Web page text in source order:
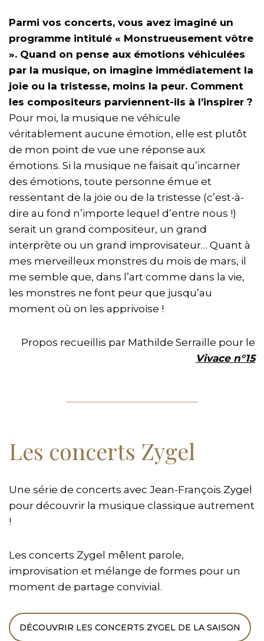
Parmi vos concerts, vous avez imaginé un
programme intitulé « Monstrueusement vôtre
». Quand on pense aux émotions véhiculées
par la musique, on imagine immédiatement la
joie ou la tristesse, moins la peur. Comment
les compositeurs parviennent-ils à l’inspirer ?
Pour moi, la musique ne véhicule
véritablement aucune émotion, elle est plutôt
de mon point de vue une réponse aux
émotions. Si la musique ne faisait qu’incarner
des émotions, toute personne émue et
ressentant de la joie ou de la tristesse (c’est-à-
dire au fond n’importe lequel d’entre nous !)
serait un grand compositeur, un grand
interprète ou un grand improvisateur… Quant à
mes merveilleux monstres du mois de mars, il
me semble que, dans l’art comme dans la vie,
les monstres ne font peur que jusqu’au
moment où on les apprivoise !
Propos recueillis par Mathilde Serraille pour le
Vivace n°15
Les concerts Zygel
Une série de concerts avec Jean-François Zygel
pour découvrir la musique classique autrement
!
Les concerts Zygel mêlent parole,
improvisation et mélange de formes pour un
moment de partage convivial.
DÉCOUVRIR LES CONCERTS ZYGEL DE LA SAISON